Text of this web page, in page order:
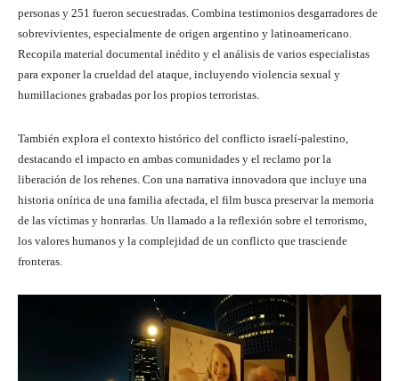
personas y 251 fueron secuestradas. Combina testimonios desgarradores de
sobrevivientes, especialmente de origen argentino y latinoamericano.
Recopila material documental inédito y el análisis de varios especialistas
para exponer la crueldad del ataque, incluyendo violencia sexual y
humillaciones grabadas por los propios terroristas.
También explora el contexto histórico del conflicto israelí-palestino,
destacando el impacto en ambas comunidades y el reclamo por la
liberación de los rehenes. Con una narrativa innovadora que incluye una
historia onírica de una familia afectada, el film busca preservar la memoria
de las víctimas y honrarlas. Un llamado a la reflexión sobre el terrorismo,
los valores humanos y la complejidad de un conflicto que trasciende
fronteras.